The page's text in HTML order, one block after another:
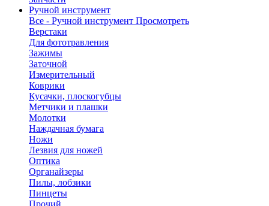
Ручной инструмент
Все - Ручной инструмент Просмотреть
Верстаки
Для фототравления
Зажимы
Заточной
Измерительный
Коврики
Кусачки, плоскогубцы
Метчики и плашки
Молотки
Наждачная бумага
Ножи
Лезвия для ножей
Оптика
Органайзеры
Пилы, лобзики
Пинцеты
Прочий